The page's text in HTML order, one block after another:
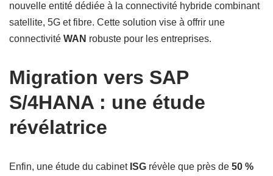
nouvelle entité dédiée à la connectivité hybride combinant
satellite, 5G et fibre. Cette solution vise à offrir une
connectivité WAN robuste pour les entreprises.
Migration vers SAP
S/4HANA : une étude
révélatrice
Enfin, une étude du cabinet ISG révèle que près de 50 %